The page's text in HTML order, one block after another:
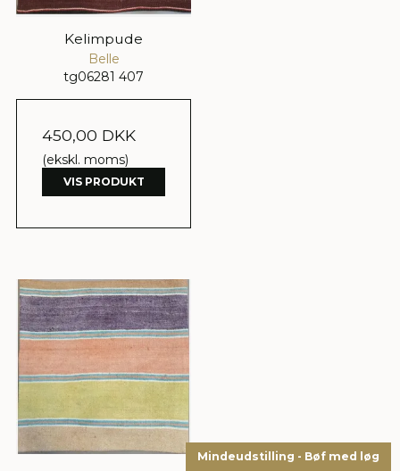
Kelimpude
Belle
tg06281 407
450,00 DKK
(ekskl. moms)
VIS PRODUKT
Mindeudstilling - Bøf med løg